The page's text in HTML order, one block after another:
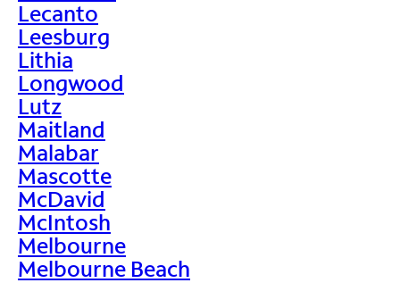
Lecanto
Leesburg
Lithia
Longwood
Lutz
Maitland
Malabar
Mascotte
McDavid
McIntosh
Melbourne
Melbourne Beach